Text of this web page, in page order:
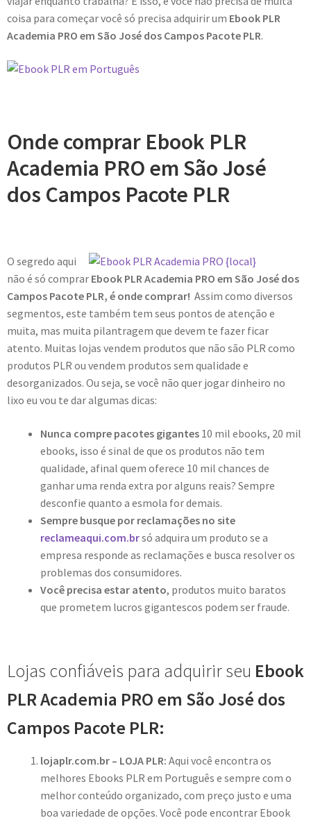
coisa para começar você só precisa adquirir um Ebook PLR
Academia PRO em São José dos Campos Pacote PLR.
Onde comprar Ebook PLR
Academia PRO em São José
dos Campos Pacote PLR
O segredo aqui
não é só comprar Ebook PLR Academia PRO em São José dos
Campos Pacote PLR, é onde comprar! Assim como diversos
segmentos, este também tem seus pontos de atenção e
muita, mas muita pilantragem que devem te fazer ficar
atento. Muitas lojas vendem produtos que não são PLR como
produtos PLR ou vendem produtos sem qualidade e
desorganizados. Ou seja, se você não quer jogar dinheiro no
lixo eu vou te dar algumas dicas:
Nunca compre pacotes gigantes 10 mil ebooks, 20 mil
ebooks, isso é sinal de que os produtos não tem
qualidade, afinal quem oferece 10 mil chances de
ganhar uma renda extra por alguns reais? Sempre
desconfie quanto a esmola for demais.
Sempre busque por reclamações no site
reclameaqui.com.brsó adquira um produto se a
empresa responde as reclamações e busca resolver os
problemas dos consumidores.
Você precisa estar atento, produtos muito baratos
que prometem lucros gigantescos podem ser fraude.
Lojas confiáveis para adquirir seu Ebook
PLR Academia PRO em São José dos
Campos Pacote PLR:
lojaplr.com.br – LOJA PLR: Aqui você encontra os
melhores Ebooks PLR em Português e sempre com o
melhor conteúdo organizado, com preço justo e uma
boa variedade de opções. Você pode encontrar Ebook